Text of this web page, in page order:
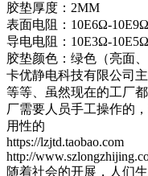
胶垫厚度：2MM
表面电阻：10E6Ω-10E9Ω
导电电阻：10E3Ω-10E5Ω
胶垫颜色：绿色（亮面、
卡优静电科技有限公司
等等、虽然现在的工厂
厂需要人员手工操作的
用性的
https://lzjtd.taobao.com
http://
随着社会的开展，人们